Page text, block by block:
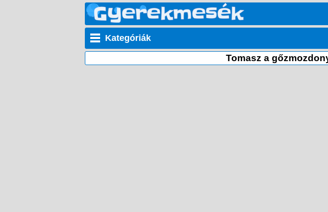
Kategóriák
Tomasz a